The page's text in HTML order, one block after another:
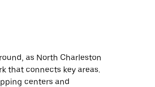
as North Charleston
that connects key areas.
centers and